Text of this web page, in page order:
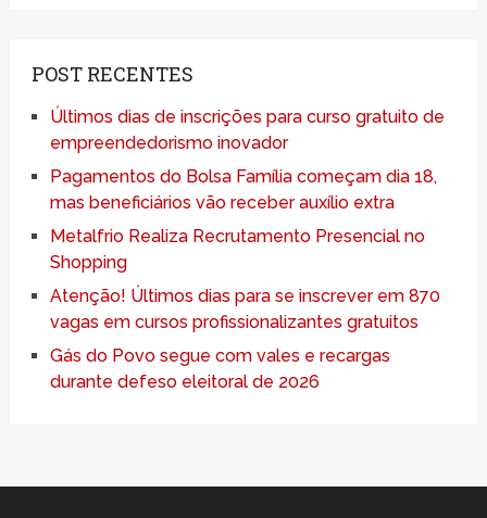
POST RECENTES
Últimos dias de inscrições para curso gratuito de
empreendedorismo inovador
Pagamentos do Bolsa Família começam dia 18,
mas beneficiários vão receber auxílio extra
Metalfrio Realiza Recrutamento Presencial no
Shopping
Atenção! Últimos dias para se inscrever em 870
vagas em cursos profissionalizantes gratuitos
Gás do Povo segue com vales e recargas
durante defeso eleitoral de 2026